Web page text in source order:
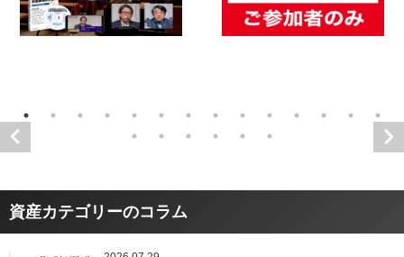
資産カテゴリーのコラム